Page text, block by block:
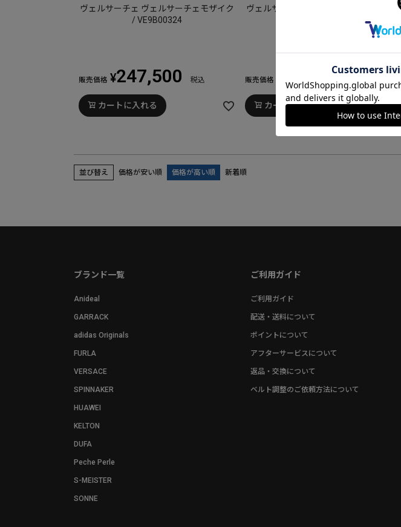
ヴェルサーチェ ヴェルサーチェモザイク
/ VE9B00324
販売価格 ¥247,500 税込
カートに入れる
ヴェルサーチェ ヴェルサーチェモザイク
販売価格 235,400 税込
カートに入れる
並び替え 価格が安い順 価格が高い順 新着順
ブランド一覧
Anideal
GARRACK
adidas Originals
FURLA
VERSACE
SPINNAKER
HUAWEI
KELTON
DUFA
Peche Perle
S-MEISTER
SONNE
ご利用ガイド
ご利用ガイド
配送・送料について
ポイントについて
アフターサービスについて
返品・交換について
ベルト調整のご依頼方法について